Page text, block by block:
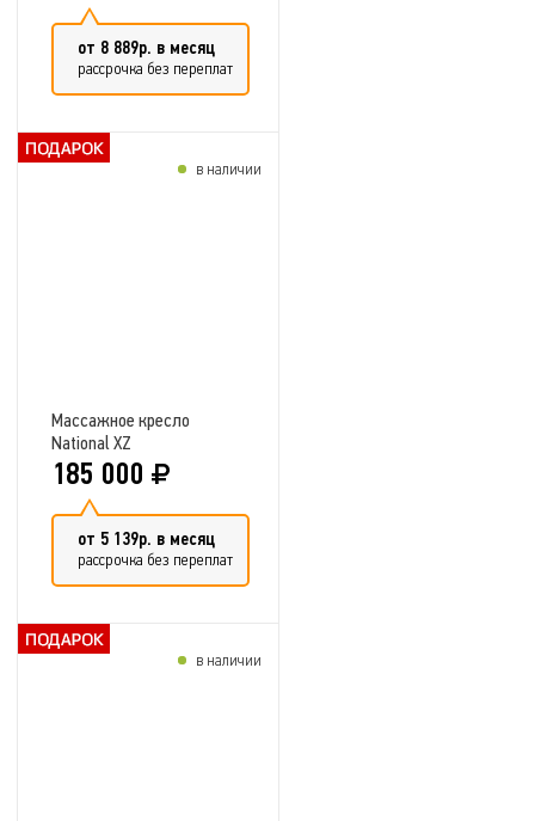
от 8 889р. в месяц
рассрочка без переплат
Массажное кресло
National XZ
185 000
от 5 139р. в месяц
рассрочка без переплат
в наличии
в наличии